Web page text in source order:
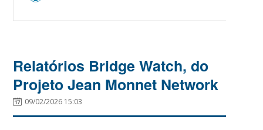
Relatórios Bridge Watch, do
Projeto Jean Monnet Network
09/02/2026 15:03